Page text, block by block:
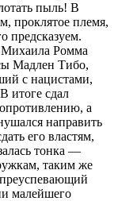
пыль! В
проклятое племя,
предсказуем.
Ромма
Мадлен Тибо,
с нацистами,
итоге сдал
а
направить
его властям,
тонка —
таким же
малейшего